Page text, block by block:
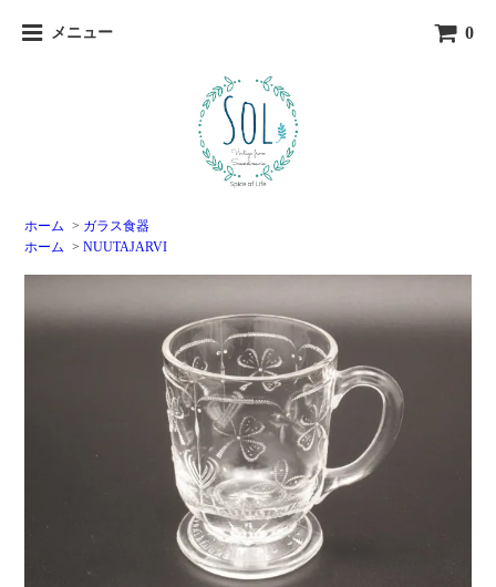
メニュー 0
ホーム > ガラス食器
ホーム >NUUTAJARVI